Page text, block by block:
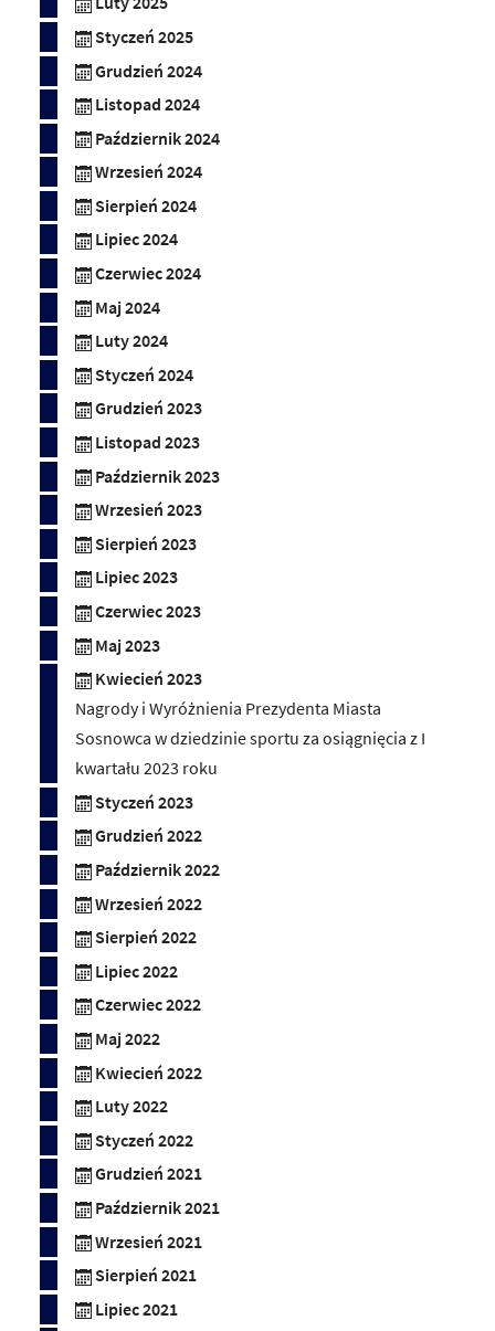
Styczeń 2025
Grudzień 2024
Listopad 2024
Październik 2024
Wrzesień 2024
Sierpień 2024
Lipiec 2024
Czerwiec 2024
Maj 2024
Luty 2024
Styczeń 2024
Grudzień 2023
Listopad 2023
Październik 2023
Wrzesień 2023
Sierpień 2023
Lipiec 2023
Czerwiec 2023
Maj 2023
Kwiecień 2023
Nagrody i Wyróżnienia Prezydenta Miasta
Sosnowca w dziedzinie sportu za osiągnięcia z I
kwartału 2023 roku
Styczeń 2023
Grudzień 2022
Październik 2022
Wrzesień 2022
Sierpień 2022
Lipiec 2022
Czerwiec 2022
Maj 2022
Kwiecień 2022
Luty 2022
Styczeń 2022
Grudzień 2021
Październik 2021
Wrzesień 2021
Sierpień 2021
Lipiec 2021